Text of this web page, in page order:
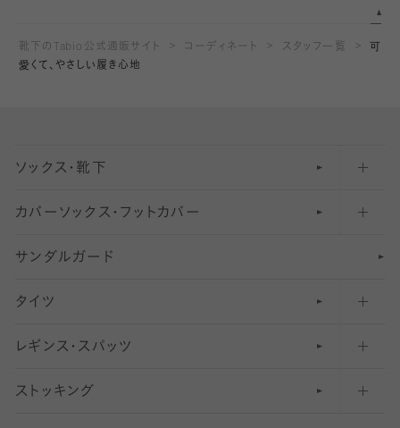
靴下のTabio公式通販サイト コーディネート スタッフ一覧
可
愛くて、やさしい履き心地
ソックス・靴下
五本指ソックス・靴下
足袋ソックス・靴下
無地・プレーンソックス・靴下
柄ソックス・靴下
スニーカー（くるぶし）用ソックス
カバーソックス・フットカバー
フットカバー・カバーソックス（深め）
フットカバー・カバーソックス（ふつう）
フットカバー・カバーソックス（浅め）
サンダルガード
タイツ
30デニール以下のタイツ（薄手タイツ）
31〜40デニールタイツ
レギンス・スパッツ
柄レギンス
ストッキング